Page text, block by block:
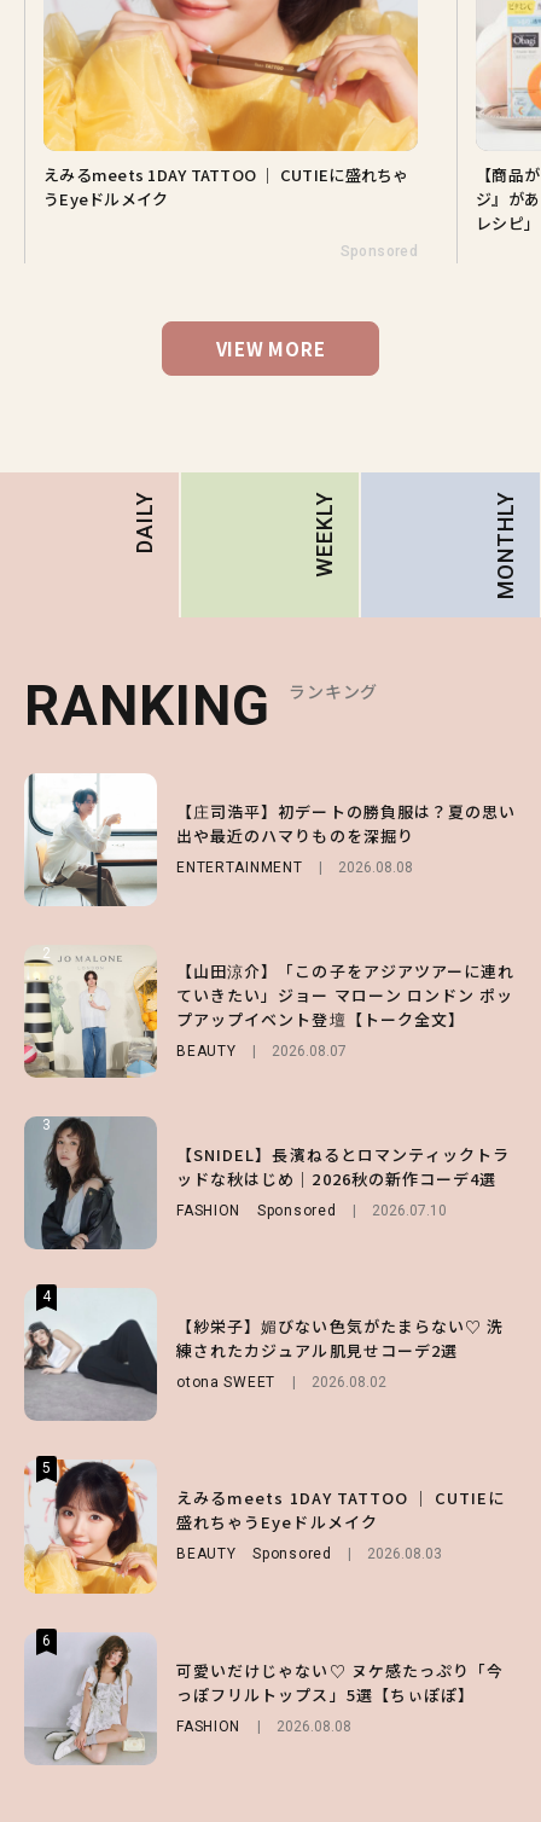
えみるmeets 1DAY TATTOO ｜ CUTIEに盛れちゃ
うEyeドルメイク
Sponsored
【商品
ジ』が
レシピ」
VIEW MORE
DAILY WEEKLY MONTHLY
RANKING ランキング
【庄司浩平】初デートの勝負服は？夏の思い
出や最近のハマりものを深掘り
ENTERTAINMENT 2026.08.08
2
【山田涼介】「この子をアジアツアーに連れ
ていきたい」ジョー マローン ロンドン ポッ
プアップイベント登壇【トーク全文】
BEAUTY 2026.08.07
3
【SNIDEL】長濱ねるとロマンティックトラ
ッドな秋はじめ｜2026秋の新作コーデ4選
FASHION Sponsored 2026.07.10
4
【紗栄子】媚びない色気がたまらない♡ 洗
練されたカジュアル肌見せコーデ2選
otona SWEET 2026.08.02
5
えみるmeets 1DAY TATTOO ｜ CUTIEに
盛れちゃうEyeドルメイク
BEAUTY Sponsored 2026.08.03
6
可愛いだけじゃない♡ ヌケ感たっぷり「今
っぽフリルトップス」5選【ちぃぽぽ】
FASHION 2026.08.08
RANKING ランキング
【大原優乃】夏メイクはプレイフルに！ドキ
ッとしちゃう色っぽ“うるみ目”のつくり方
BEAUTY 2026.08.01
2
【森香澄】理想のスタイルはどう作る？体型
キープの秘訣や夏の過ごし方など独占インタ
ビュー！
ENTERTAINMENT 2026.07.31
3
【ハローキティ】がスシローと初コラボ♡
第1弾の気になるメニュー＆限定グッズを総
チェック！
2026.07.31
4
【ALD1】グループの魅力＆素顔に迫る♡ 一
問一答をお届け！【sweet web独占】
ENTERTAINMENT 2026.08.03
5
【SNIDEL】長濱ねるとロマンティックトラ
ッドな秋はじめ｜2026秋の新作コーデ4選
FASHION Sponsored 2026.07.10
6
る⁉ 39店舗限定『My フルーツ³ フラペチー
ノ®』を徹底レポ♡
RANKING ランキング
【SNIDEL】長濱ねるとロマンティックトラ
ッドな秋はじめ｜2026秋の新作コーデ4選
FASHION Sponsored 2026.07.10
2
【付録】総柄ハローキティが可愛すぎ♡ 紀
ノ国屋コラボの“優秀保冷バッグ”は夏の強
い味方！【オトナミューズ9月号増刊】
FUROKU 2026.07.12
3
【谷まりあ】夏は“シアースカート”でさり
げなく肌見せ！透け感のニュアンスを楽しめ
るマストハブアイテム4選
4
【ハローキティ】がスシローと初コラボ♡
第1弾の気になるメニュー＆限定グッズを総
チェック！
2026.07.31
5
【夏ヘアのくずれ・うねりに】ヘアメイク夢
月直伝♡ ドライシャンプー「バティスト」
を使ったプロ級スタイリング3選
Sponsored
6
ー＆可愛すぎる「大人の肌見せ」トップス3
選